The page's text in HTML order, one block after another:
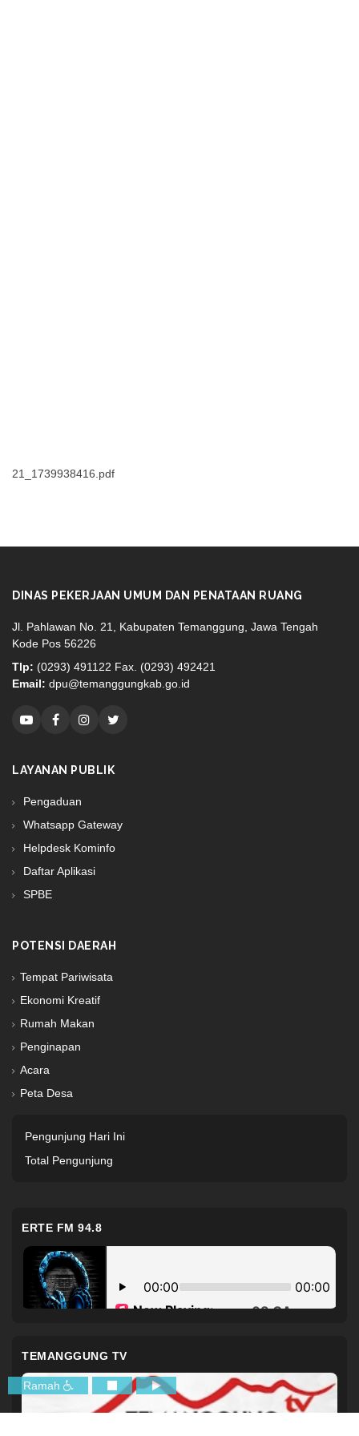
21_1739938416.pdf
DINAS PEKERJAAN UMUM DAN PENATAAN RUANG
Jl. Pahlawan No. 21, Kabupaten Temanggung, Jawa Tengah
Kode Pos 56226
Tlp: (0293) 491122 Fax. (0293) 492421
Email: dpu@temanggungkab.go.id
LAYANAN PUBLIK
Pengaduan
Whatsapp Gateway
Helpdesk Kominfo
Daftar Aplikasi
SPBE
POTENSI DAERAH
Tempat Pariwisata
Ekonomi Kreatif
Rumah Makan
Penginapan
Acara
Peta Desa
Pengunjung Hari Ini
Total Pengunjung
ERTE FM 94.8
TEMANGGUNG TV
Ramah